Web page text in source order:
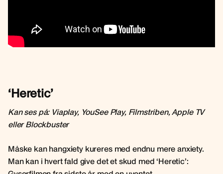
‘Heretic’
Kan ses på: Viaplay, YouSee Play, Filmstriben, Apple TV
eller Blockbuster
Måske kan hangxiety kureres med endnu mere anxiety.
Man kan i hvert fald give det et skud med ‘Heretic’: